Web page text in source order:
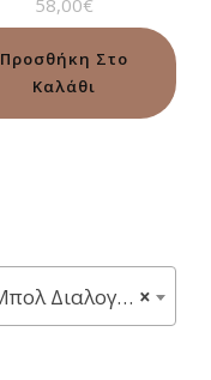
58,00€
Προσθήκη Στο
Καλάθι
×